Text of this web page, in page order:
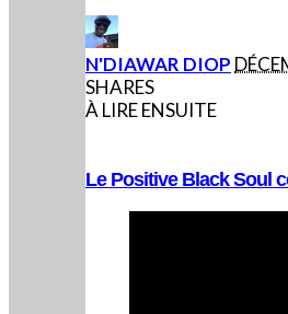
POSTED
BY
N'DIAWAR DIOP
SHARES
À LIRE ENSUITE
Le Positive Black Soul